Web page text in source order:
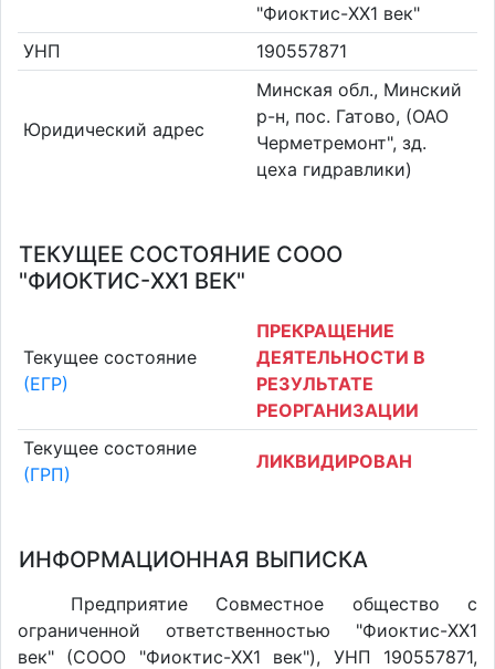
"Фиоктис-XX1 век"
УНП
190557871
Юридический адрес
Минская обл., Минский
р-н, пос. Гатово, (ОАО
Черметремонт", зд.
цеха гидравлики)
ТЕКУЩЕЕ СОСТОЯНИЕ СООО
"ФИОКТИС-XX1 ВЕК"
Текущее состояние
(ЕГР)
ПРЕКРАЩЕНИЕ
ДЕЯТЕЛЬНОСТИ В
РЕЗУЛЬТАТЕ
РЕОРГАНИЗАЦИИ
Текущее состояние
(ГРП)
ЛИКВИДИРОВАН
ИНФОРМАЦИОННАЯ ВЫПИСКА
Предприятие Совместное общество с
ограниченной ответственностью "Фиоктис-XX1
век" (СООО "Фиоктис-XX1 век"), УНП 190557871,